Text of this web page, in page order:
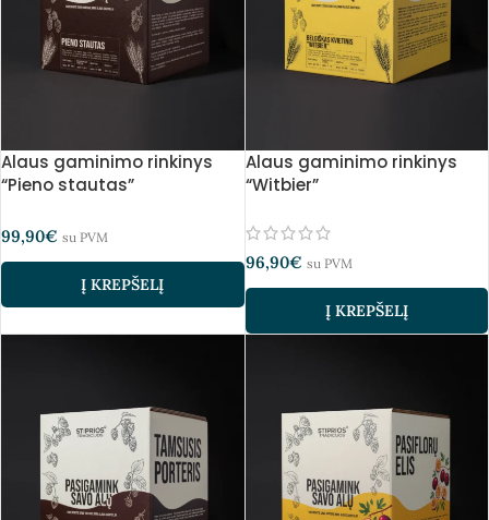
Alaus gaminimo rinkinys
“Pieno stautas”
99,90€ su PVM
Į KREPŠELĮ
Alaus gaminimo rinkinys
“Witbier”
96,90€ su PVM
Į KREPŠELĮ